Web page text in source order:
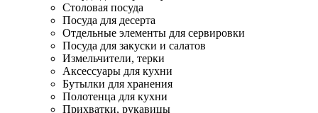
Столовая посуда
Посуда для десерта
Отдельные элементы для сервировки
Посуда для закуски и салатов
Измельчители, терки
Аксессуары для кухни
Бутылки для хранения
Полотенца для кухни
Прихватки, рукавицы